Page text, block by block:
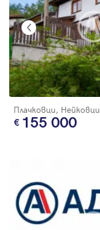
Плачковци, Нейковци
155 000